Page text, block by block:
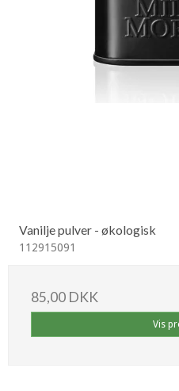
Vanilje pulver - økologisk
112915091
85,00 DKK
Vis